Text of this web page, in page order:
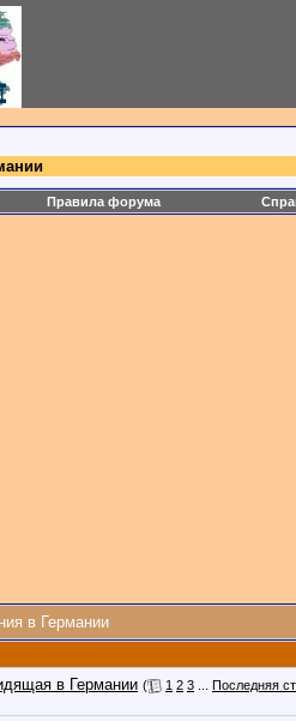
Правила форума
в Германии
в Германии ( 1 2 3
Последняя